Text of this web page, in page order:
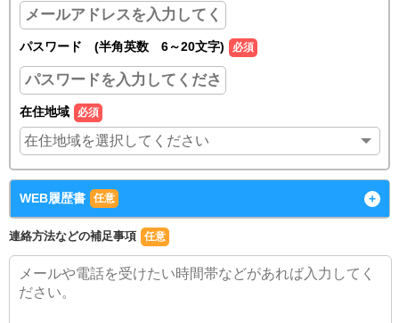
パスワード (半角英数 6～20文字) 必須
在住地域 必須
WEB履歴書 任意 +
連絡方法などの補足事項 任意